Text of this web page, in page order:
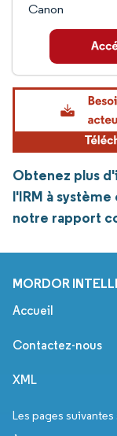
Canon
Obtenez plus
l'IRM à
notre rapport
MORDOR
Accueil
Contactez-nous
XML
Les pages